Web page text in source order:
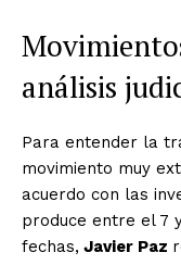
análisis
Para entender la
movimiento muy
acuerdo con las
produce entre el 7
fechas, Javier Paz